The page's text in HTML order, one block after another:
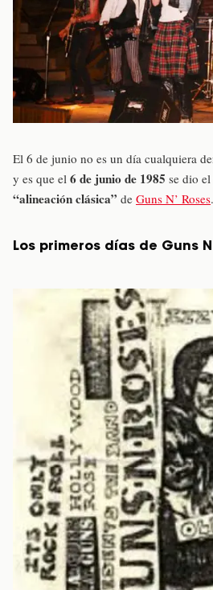
El 6 de junio no es un día cualquiera
y es que el 6 de junio de 1985 se dio
“alineación clásica” de Guns N’ Roses.
Los primeros días de Guns